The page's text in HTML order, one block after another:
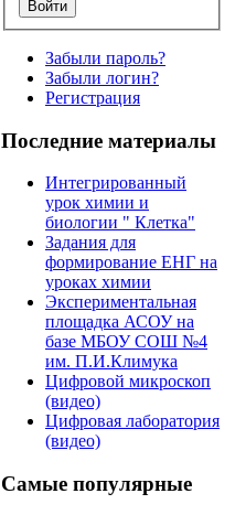
Забыли пароль?
Забыли логин?
Регистрация
Последние материалы
Интегрированный
урок химии и
биологии " Клетка"
Задания для
формирование ЕНГ на
уроках химии
Экспериментальная
площадка АСОУ на
базе МБОУ СОШ №4
им. П.И.Климука
Цифровой микроскоп
(видео)
Цифровая лаборатория
(видео)
Самые популярные